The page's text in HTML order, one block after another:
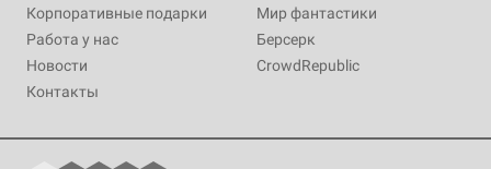
Корпоративные подарки
Работа у нас
Новости
Контакты
Мир фантастики
Берсерк
CrowdRepublic